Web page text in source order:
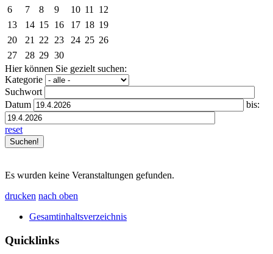
6
7 8 9 10 11
12
13
14 15 16 17 18 19
20
21 22 23 24 25 26
27
28 29 30
Hier können Sie gezielt suchen:
Kategorie
Suchwort
Datum
bis:
reset
Es wurden keine Veranstaltungen gefunden.
drucken nach oben
Gesamtinhaltsverzeichnis
Quicklinks